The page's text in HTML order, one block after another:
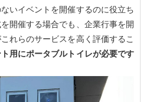
いイベントを開催するのに役立ち
開催する場合でも、企業行事を開
れらのサービスを高く評価するこ
用にポータブルトイレが必要です